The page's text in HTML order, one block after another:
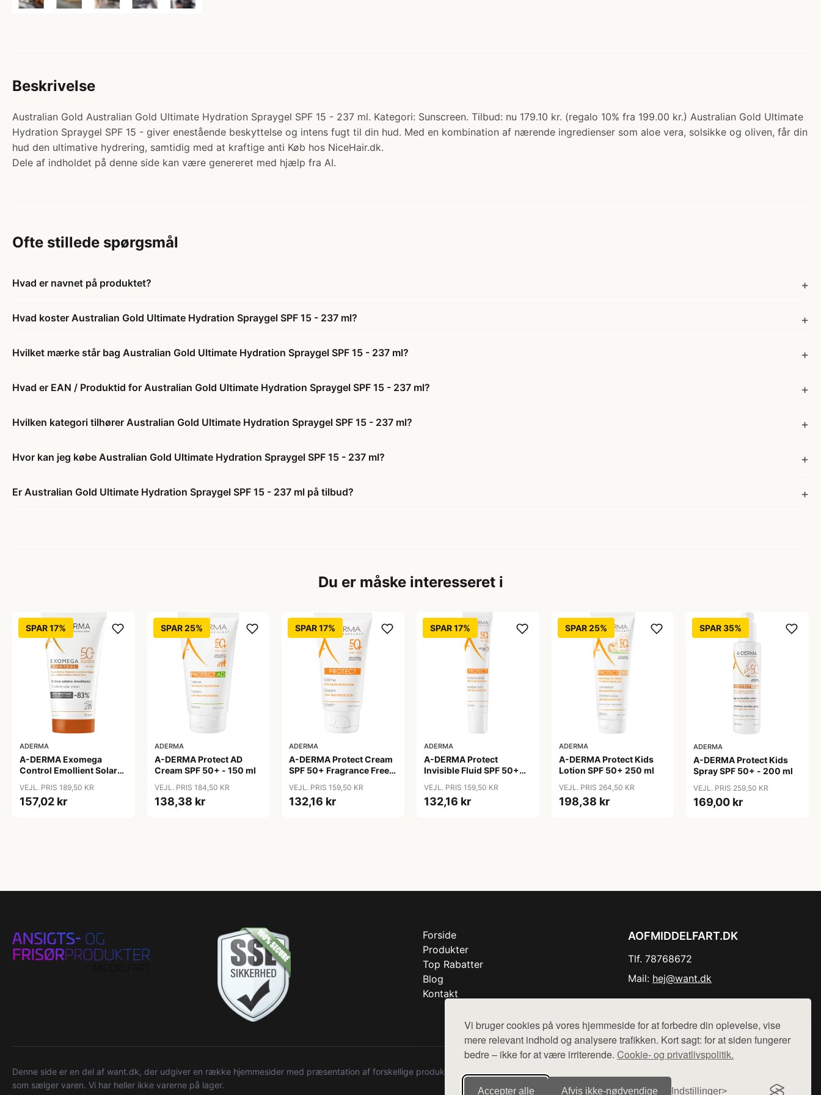
Vi bruger cookies på vores hjemmeside for at forbedre din oplevelse, vise
mere relevant indhold og analysere trafikken. Kort sagt: for at siden fungerer
bedre – ikke for at være irriterende. Cookie- og privatlivspolitik.
Accepter alle Afvis ikke‑nødvendige Indstillinger
Beskrivelse
Australian Gold Australian Gold Ultimate Hydration Spraygel SPF 15 - 237 ml. Kategori: Sunscreen. Tilbud: nu 179.10 kr. (regalo 10% fra 199.00 kr.) Australian Gold Ultimate
Hydration Spraygel SPF 15 - giver enestående beskyttelse og intens fugt til din hud. Med en kombination af nærende ingredienser som aloe vera, solsikke og oliven, får din
hud den ultimative hydrering, samtidig med at kraftige anti Køb hos NiceHair.dk.
Dele af indholdet på denne side kan være genereret med hjælp fra AI.
Ofte stillede spørgsmål
Hvad er navnet på produktet?
Hvad koster Australian Gold Ultimate Hydration Spraygel SPF 15 - 237 ml?
Hvilket mærke står bag Australian Gold Ultimate Hydration Spraygel SPF 15 - 237 ml?
Hvad er EAN / Produktid for Australian Gold Ultimate Hydration Spraygel SPF 15 - 237 ml?
Hvilken kategori tilhører Australian Gold Ultimate Hydration Spraygel SPF 15 - 237 ml?
Hvor kan jeg købe Australian Gold Ultimate Hydration Spraygel SPF 15 - 237 ml?
Er Australian Gold Ultimate Hydration Spraygel SPF 15 - 237 ml på tilbud?
Du er måske interesseret i
SPAR 17%
ADERMA
A-DERMA Exomega
Control Emollient Solar
VEJL. PRIS 189,50 KR
157,02 kr
SPAR 25%
ADERMA
A-DERMA Protect AD
Cream SPF 50+ - 150 ml
VEJL. PRIS 184,50 KR
138,38 kr
SPAR 17%
ADERMA
A-DERMA Protect Cream
SPF 50+ Fragrance Free
VEJL. PRIS 159,50 KR
132,16 kr
SPAR 17%
ADERMA
A-DERMA Protect
Invisible Fluid SPF 50+
VEJL. PRIS 159,50 KR
132,16 kr
SPAR 25%
ADERMA
A-DERMA Protect Kids
Lotion SPF 50+ 250 ml
VEJL. PRIS 264,50 KR
198,38 kr
SPAR 35%
ADERMA
A-DERMA Protect Kids
Spray SPF 50+ - 200 ml
VEJL. PRIS 259,50 KR
169,00 kr
Forside
Produkter
Top Rabatter
Blog
Kontakt
AOFMIDDELFART.DK
Tlf. 78768672
Mail: hej@want.dk
Denne side er en del af want.dk, der udgiver en række hjemmesider med præsentation af forskellige produkter fra diverse webshops. Der sælges ikke varer fra denne side - vi henviser til de shops,
som sælger varen. Vi har heller ikke varerne på lager.